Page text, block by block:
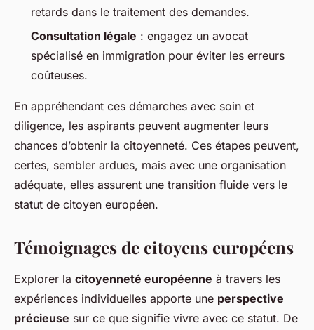
retards dans le traitement des demandes.
Consultation légale : engagez un avocat
spécialisé en immigration pour éviter les erreurs
coûteuses.
En appréhendant ces démarches avec soin et
diligence, les aspirants peuvent augmenter leurs
chances d’obtenir la citoyenneté. Ces étapes peuvent,
certes, sembler ardues, mais avec une organisation
adéquate, elles assurent une transition fluide vers le
statut de citoyen européen.
Témoignages de citoyens européens
Explorer la citoyenneté européenne à travers les
expériences individuelles apporte une perspective
précieuse sur ce que signifie vivre avec ce statut. De